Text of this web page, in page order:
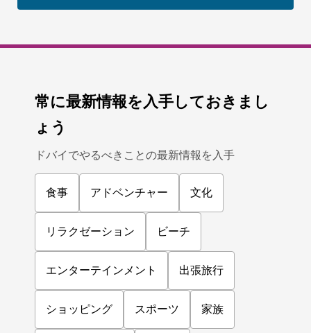
常に最新情報を入手しておきまし
ょう
ドバイでやるべきことの最新情報を入手
食事 アドベンチャー 文化
リラクゼーション ビーチ
エンターテインメント 出張旅行
ショッピング スポーツ 家族